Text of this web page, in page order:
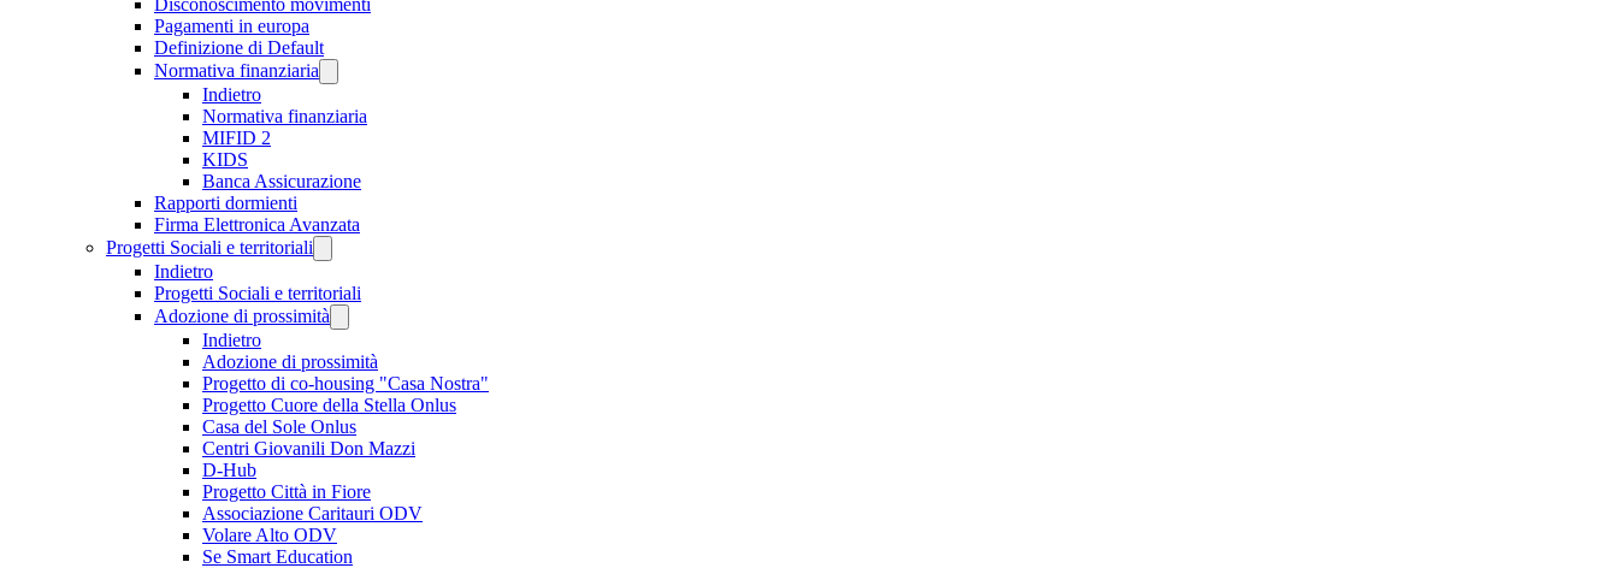
Disconoscimento movimenti
Pagamenti in europa
Definizione di Default
Normativa finanziaria
Indietro
Normativa finanziaria
MIFID 2
KIDS
Banca Assicurazione
Rapporti dormienti
Firma Elettronica Avanzata
Progetti Sociali e territoriali
Indietro
Progetti Sociali e territoriali
Adozione di prossimità
Indietro
Adozione di prossimità
Progetto di co-housing "Casa Nostra"
Progetto Cuore della Stella Onlus
Casa del Sole Onlus
Centri Giovanili Don Mazzi
D-Hub
Progetto Città in Fiore
Associazione Caritauri ODV
Volare Alto ODV
Se Smart Education